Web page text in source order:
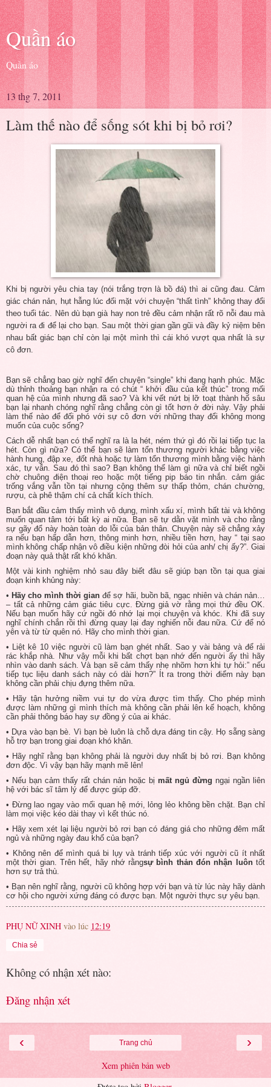
Quần áo
Quần áo
13 thg 7, 2011
Làm thế nào để sống sót khi bị bỏ rơi?
Khi bị người yêu chia tay (nói trắng trợn là bồ đá) thì ai cũng đau. Cảm
giác chán nản, hụt hẫng lúc đối mặt với chuyện “thất tình” không thay đổi
theo tuổi tác. Nên dù bạn già hay non trẻ đều cảm nhận rất rõ nỗi đau mà
người ra đi để lại cho bạn. Sau một thời gian gần gũi và đầy kỷ niệm bên
nhau bất giác bạn chỉ còn lại một mình thì cái khó vượt qua nhất là sự
cô đơn.
Bạn sẽ chẳng bao giờ nghĩ đến chuyện “single” khi đang hạnh phúc. Mặc
dù thỉnh thoảng bạn nhận ra có chút “ khởi đầu của kết thúc” trong mối
quan hệ của mình nhưng đã sao? Và khi vết nứt bị lỡ toạt thành hố sâu
bạn lại nhanh chóng nghĩ rằng chẳng còn gì tốt hơn ở đời này. Vậy phải
làm thế nào để đối phó với sự cô đơn với những thay đổi không mong
muốn của cuộc sống?
Cách dễ nhất bạn có thể nghĩ ra là la hét, ném thứ gì đó rồi lại tiếp tục la
hét. Còn gì nữa? Có thể bạn sẽ làm tổn thương người khác bằng việc
hành hung, đập xe, đốt nhà hoặc tự làm tổn thương mình bằng việc hành
xác, tự vẫn. Sau đó thì sao? Bạn không thể làm gì nữa và chỉ biết ngồi
chờ chuông điện thoại reo hoặc một tiếng pip báo tin nhắn. cảm giác
trống vắng vẫn tồn tại nhưng cộng thêm sự thấp thỏm, chán chường,
rượu, cà phê thậm chí cả chất kích thích.
Bạn bắt đầu cảm thấy mình vô dụng, mình xấu xí, mình bất tài và không
muốn quan tâm tới bất kỳ ai nữa. Bạn sẽ tự dằn vặt mình và cho rằng
sự gãy đổ này hoàn toàn do lỗi của bản thân. Chuyện này sẽ chẳng xảy
ra nếu bạn hấp dẫn hơn, thông minh hơn, nhiều tiền hơn, hay “ tại sao
mình không chấp nhận vô điều kiện những đòi hỏi của anh/ chị ấy?”. Giai
đoạn này quả thật rất khó khăn.
Một vài kinh nghiệm nhỏ sau đây biết đâu sẽ giúp bạn tồn tại qua giai
đoạn kinh khủng này:
• Hãy cho mình thời gian để sợ hãi, buồn bã, ngạc nhiên và chán nản…
– tất cả những cảm giác tiêu cực. Đừng giả vờ rằng mọi thứ đều OK.
Nếu bạn muốn hãy cứ ngồi đó nhớ lại mọi chuyện và khóc. Khi đã suy
nghĩ chính chắn rồi thì đừng quay lại đay nghiến nỗi đau nữa. Cứ để nó
yên và từ từ quên nó. Hãy cho mình thời gian.
• Liệt kê 10 việc người cũ làm bạn ghét nhất. Sao y vài bảng và để rải
rác khắp nhà. Như vậy mỗi khi bất chợt bạn nhớ đến người ấy thì hãy
nhìn vào danh sách. Và bạn sẽ cảm thấy nhẹ nhõm hơn khi tự hỏi:” nếu
tiếp tục liệu danh sách này có dài hơn?” Ít ra trong thời điểm này bạn
không cần phải chịu đựng thêm nữa.
• Hãy tận hưởng niềm vui tự do vừa được tìm thấy. Cho phép mình
được làm những gì mình thích mà không cần phải lên kế hoạch, không
cần phải thông báo hay sự đồng ý của ai khác.
• Dựa vào bạn bè. Vì bạn bè luôn là chỗ dựa đáng tin cậy. Họ sẵng sàng
hỗ trợ bạn trong giai đoạn khó khăn.
• Hãy nghĩ rằng bạn không phải là người duy nhất bị bỏ rơi. Bạn không
đơn độc. Vì vậy bạn hãy mạnh mẽ lên!
• Nếu bạn cảm thấy rất chán nản hoặc bị mất ngủ đừng ngại ngần liên
hệ với bác sĩ tâm lý để được giúp đỡ.
• Đừng lao ngay vào mối quan hệ mới, lỏng lẻo không bền chặt. Bạn chỉ
làm mọi việc kéo dài thay vì kết thúc nó.
• Hãy xem xét lại liệu người bỏ rơi bạn có đáng giá cho những đêm mất
ngủ và những ngày đau khổ của bạn?
• Không nên để mình quá bi lụy và tránh tiếp xúc với người cũ ít nhất
một thời gian. Trên hết, hãy nhớ rằngsự bình thản đón nhận luôntốt
hơn sự trả thù.
• Bạn nên nghĩ rằng, người cũ không hợp với bạn và từ lúc này hãy dành
cơ hội cho người xứng đáng có được bạn. Một người thực sự yêu bạn.
PHỤ NỮ XINH vào lúc 12:19
Chia sẻ
Không có nhận xét nào:
Đăng nhận xét
‹ ›
Trang chủ
Xem phiên bản web